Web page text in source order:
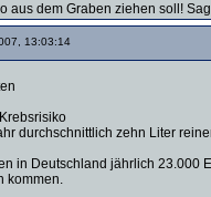
aus dem Graben ziehen soll!
13:03:14
durchschnittlich zehn Liter
in Deutschland jährlich 23.000
kommen.